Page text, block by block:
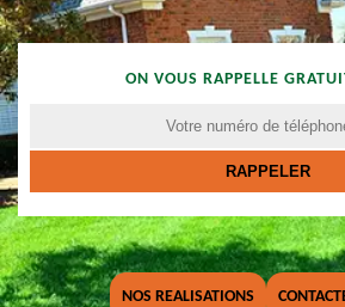
ON VOUS RAPPELLE
NOS REALISATIONS